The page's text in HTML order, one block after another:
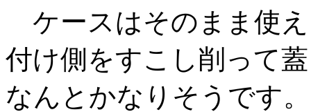
ケースはそのまま使
付け側をすこし削って
なんとかなりそうです。